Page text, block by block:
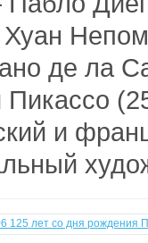
де ла
Пикассо
и